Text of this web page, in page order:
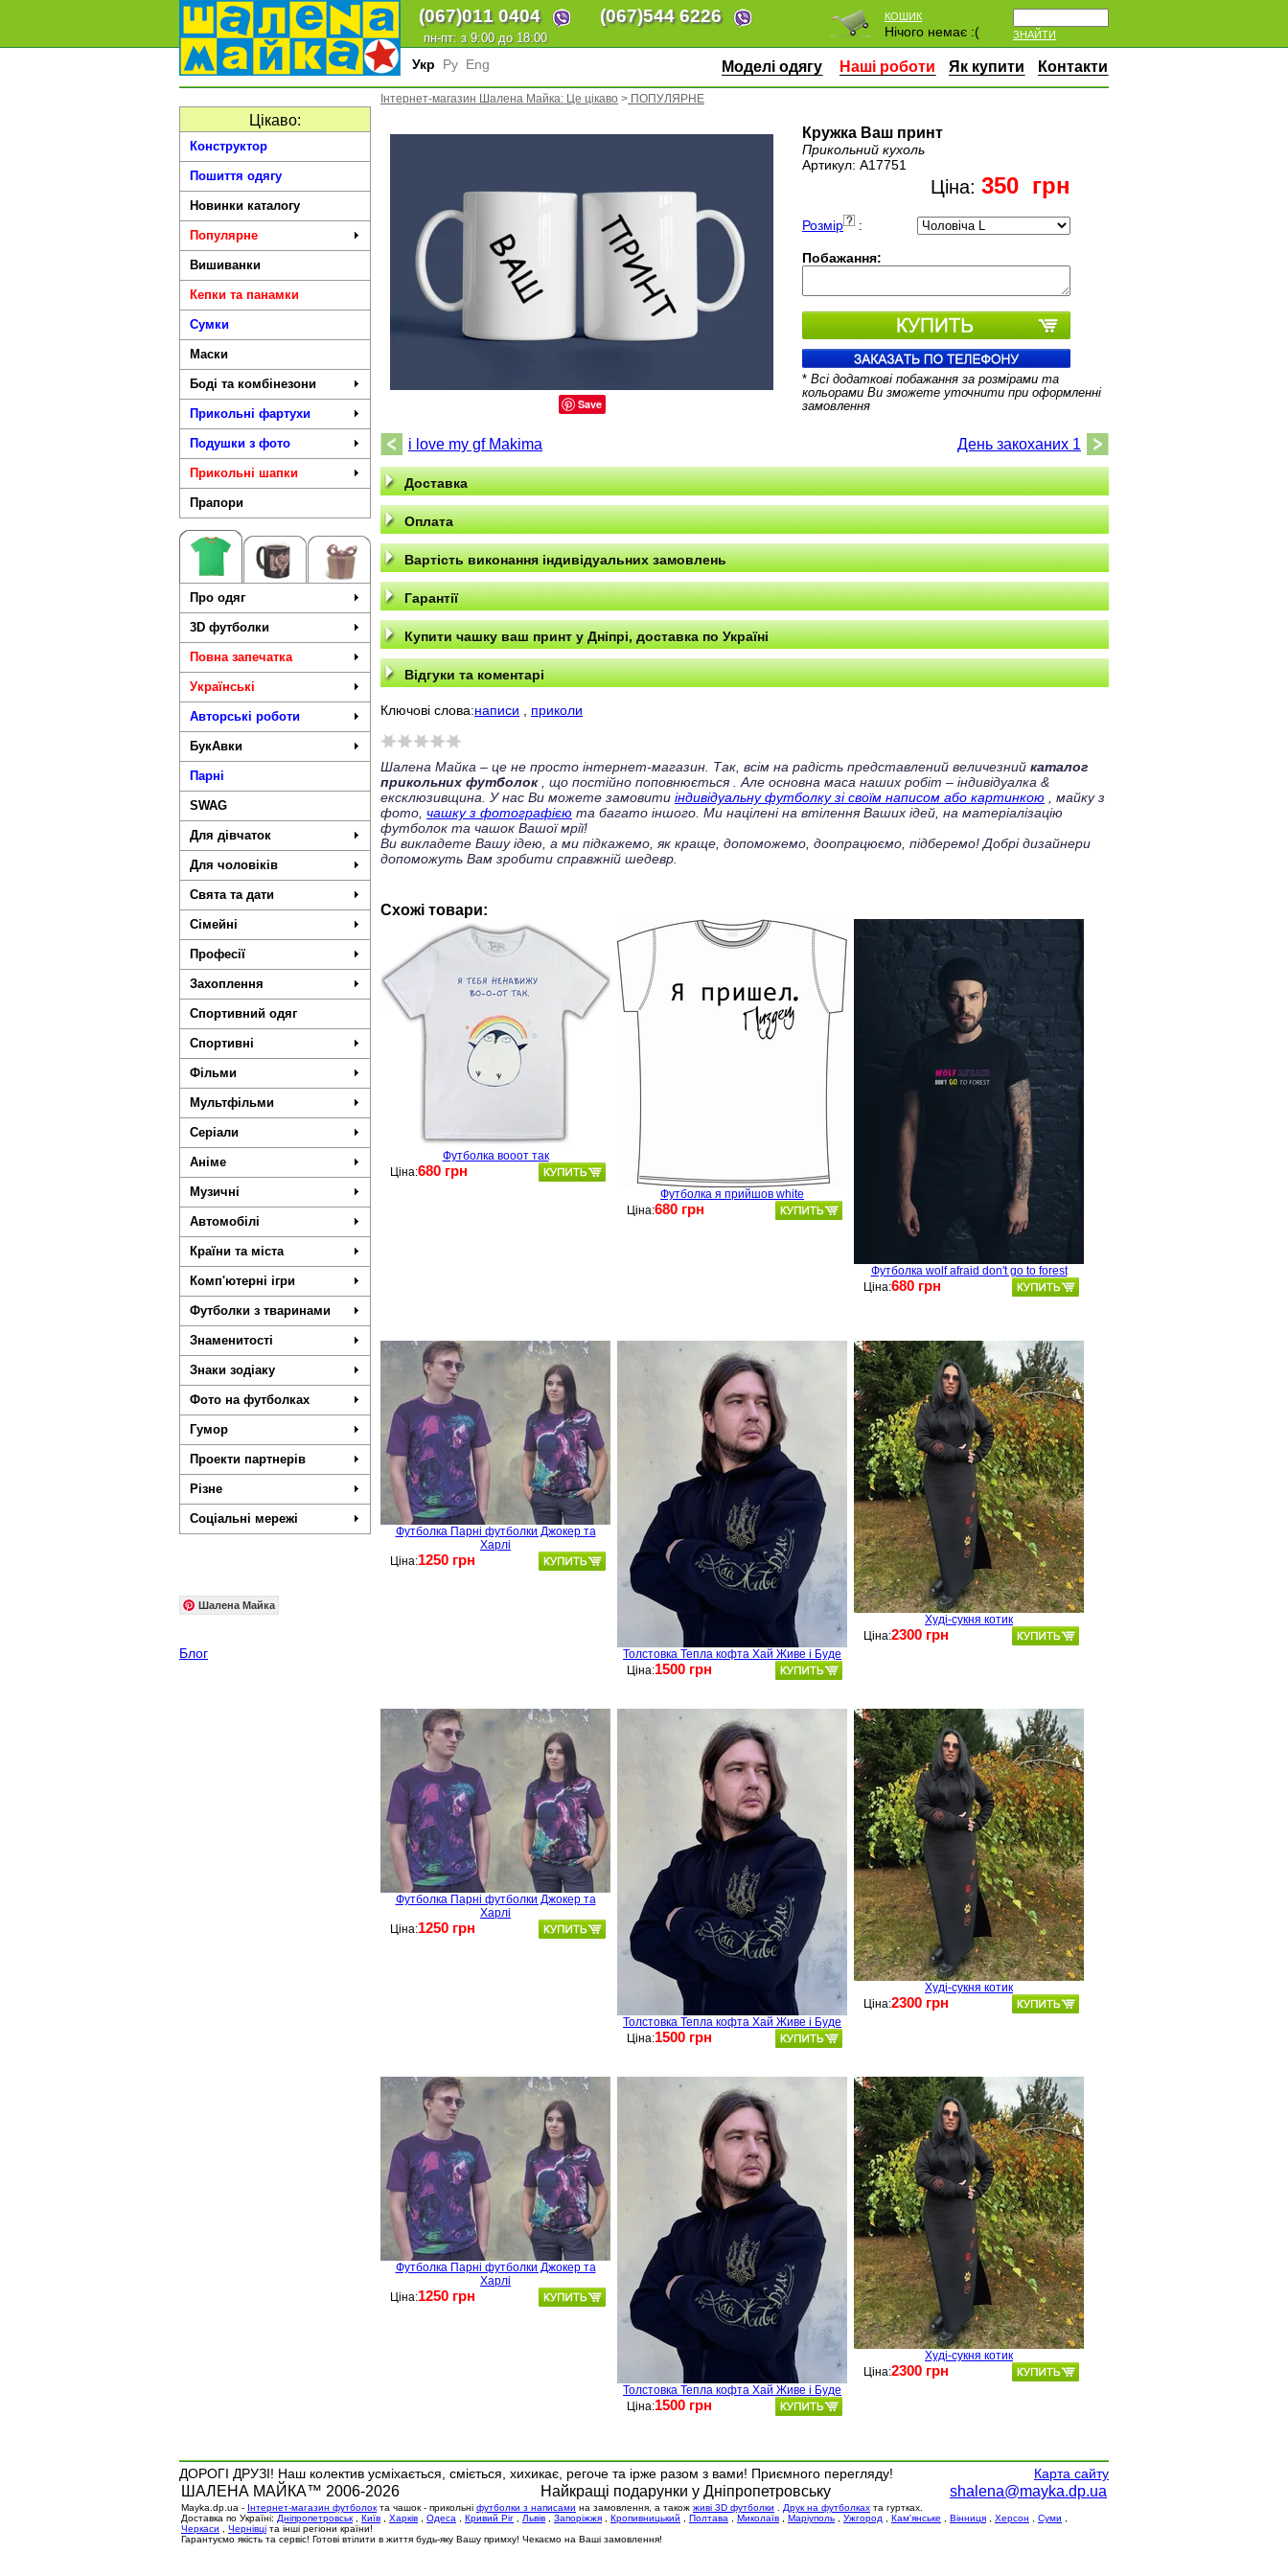
(067)011 0404 (067)544 6226
пн-пт: з 9:00 до 18:00 ЗНАЙТИ
КОШИК
Нічого немає :(
Укр Ру Eng Моделі одягу Наші роботи Як купити Контакти
Цікаво:
Конструктор
Пошиття одягу
Новинки каталогу
Популярне
Вишиванки
Кепки та панамки
Сумки
Маски
Боді та комбінезони
Прикольні фартухи
Подушки з фото
Прикольні шапки
Прапори
Про одяг
3D футболки
Повна запечатка
Українські
Авторські роботи
БукАвки
Парні
SWAG
Для дівчаток
Для чоловіків
Свята та дати
Сімейні
Професії
Захоплення
Спортивний одяг
Спортивні
Фільми
Мультфільми
Серіали
Аніме
Музичні
Автомобілі
Країни та міста
Комп'ютерні ігри
Футболки з тваринами
Знаменитості
Знаки зодіаку
Фото на футболках
Гумор
Проекти партнерів
Різне
Соціальні мережі
Шалена Майка
Блог
Інтернет-магазин Шалена Майка: Це цікаво > ПОПУЛЯРНЕ
Save
Кружка Ваш принт
Прикольний кухоль
Артикул: A17751
Ціна: 350 грн
Розмір :
Побажання:
* Всі додаткові побажання за розмірами та
кольорами Ви зможете уточнити при оформленні
замовлення
i love my gf Makima День закоханих 1
Доставка
Оплата
Вартість виконання індивідуальних замовлень
Гарантії
Купити чашку ваш принт у Дніпрі, доставка по Україні
Відгуки та коментарі
Ключові слова:написи приколи
Шалена Майка – це не просто інтернет-магазин. Так, всім на радість представлений величезний каталог
прикольних футболок, що постійно поповнюється
. Але основна маса наших робіт – індивідуалка &
ексклюзивщина. У нас Ви можете замовити індивідуальну футболку зі своїм написом або картинкою , майку з
фото, чашку з фотографією та багато іншого. Ми націлені на втілення Ваших ідей, на матеріалізацію
футболок та чашок Вашої мрії!
Ви викладете Вашу ідею, а ми підкажемо, як краще, допоможемо, доопрацюємо, підберемо! Добрі дизайнери
допоможуть Вам зробити справжній шедевр.
Схожі товари:
Футболка вооот так
Ціна:680 грн
Футболка я прийшов white
Ціна:680 грн
Футболка wolf afraid don't go to forest
Ціна:680 грн
Футболка Парні футболки Джокер та
Харлі
Ціна:1250 грн
Толстовка Тепла кофта Хай Живе і Буде
Ціна:1500 грн
Худі-сукня котик
Ціна:2300 грн
Футболка Парні футболки Джокер та
Харлі
Ціна:1250 грн
Толстовка Тепла кофта Хай Живе і Буде
Ціна:1500 грн
Худі-сукня котик
Ціна:2300 грн
Футболка Парні футболки Джокер та
Харлі
Ціна:1250 грн
Толстовка Тепла кофта Хай Живе і Буде
Ціна:1500 грн
Худі-сукня котик
Ціна:2300 грн
Карта сайту
ДОРОГІ ДРУЗІ! Наш колектив усміхається, сміється, хихикає, регоче та ірже разом з вами! Приємного перегляду!
ШАЛЕНА МАЙКА™ 2006-2026 Найкращі подарунки у Дніпропетровську shalena@mayka.dp.ua
Mayka.dp.ua - Інтернет-магазин футболок та чашок - прикольні футболки з написами на замовлення, а також живі 3D футболки Друк на футболках та гуртках.
Доставка по Україні: Дніпропетровськ Київ Харків Одеса Кривий Ріг Львів Запоріжжя Кропивницький Полтава Миколаїв Маріуполь Ужгород Кам'янське Вінниця Херсон Суми
Черкаси
Чернівці та інші регіони країни!
Гарантуємо якість та сервіс! Готові втілити в життя будь-яку Вашу примху! Чекаємо на Ваші замовлення!